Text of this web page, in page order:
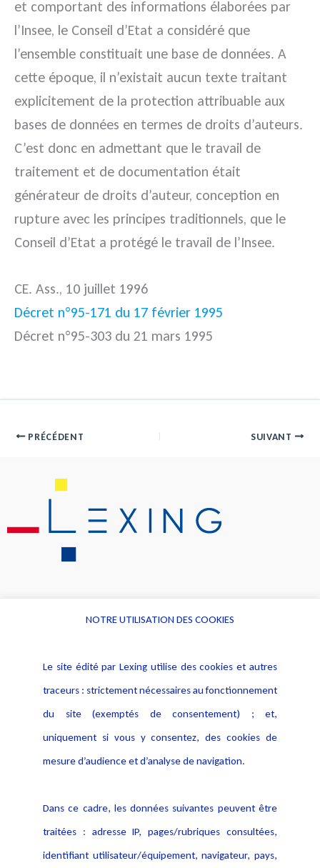
et comportant des informations élaborées par
l’Insee, le Conseil d’Etat a considéré que
l’ensemble constituait une base de données. A
cette époque, il n’existait aucun texte traitant
explicitement de la protection attribuable aux
bases de données en termes de droits d’auteurs.
C’est donc en admettant que le travail de
traitement et de documentation était
générateur de droits d’auteur, conception en
rupture avec les principes traditionnels, que le
Conseil d’Etat a protégé le travail de l’Insee.
CE. Ass., 10 juillet 1996
Décret n°95-171 du 17 février 1995
Décret n°95-303 du 21 mars 1995
PRÉCÉDENT SUIVANT
Alerte professionnelle
Déclaration d'accessibilité
Notice Légale
Politique de protection des
données
Publications
NOTRE UTILISATION DES COOKIES
Le site édité par Lexing utilise des cookies et autres
traceurs : strictement nécessaires au fonctionnement
du site (exemptés de consentement) ; et,
uniquement si vous y consentez, des cookies de
mesure d’audience et d’analyse de navigation.
Dans ce cadre, les données suivantes peuvent être
traitées : adresse IP, pages/rubriques consultées,
identifiant utilisateur/équipement, navigateur, pays,